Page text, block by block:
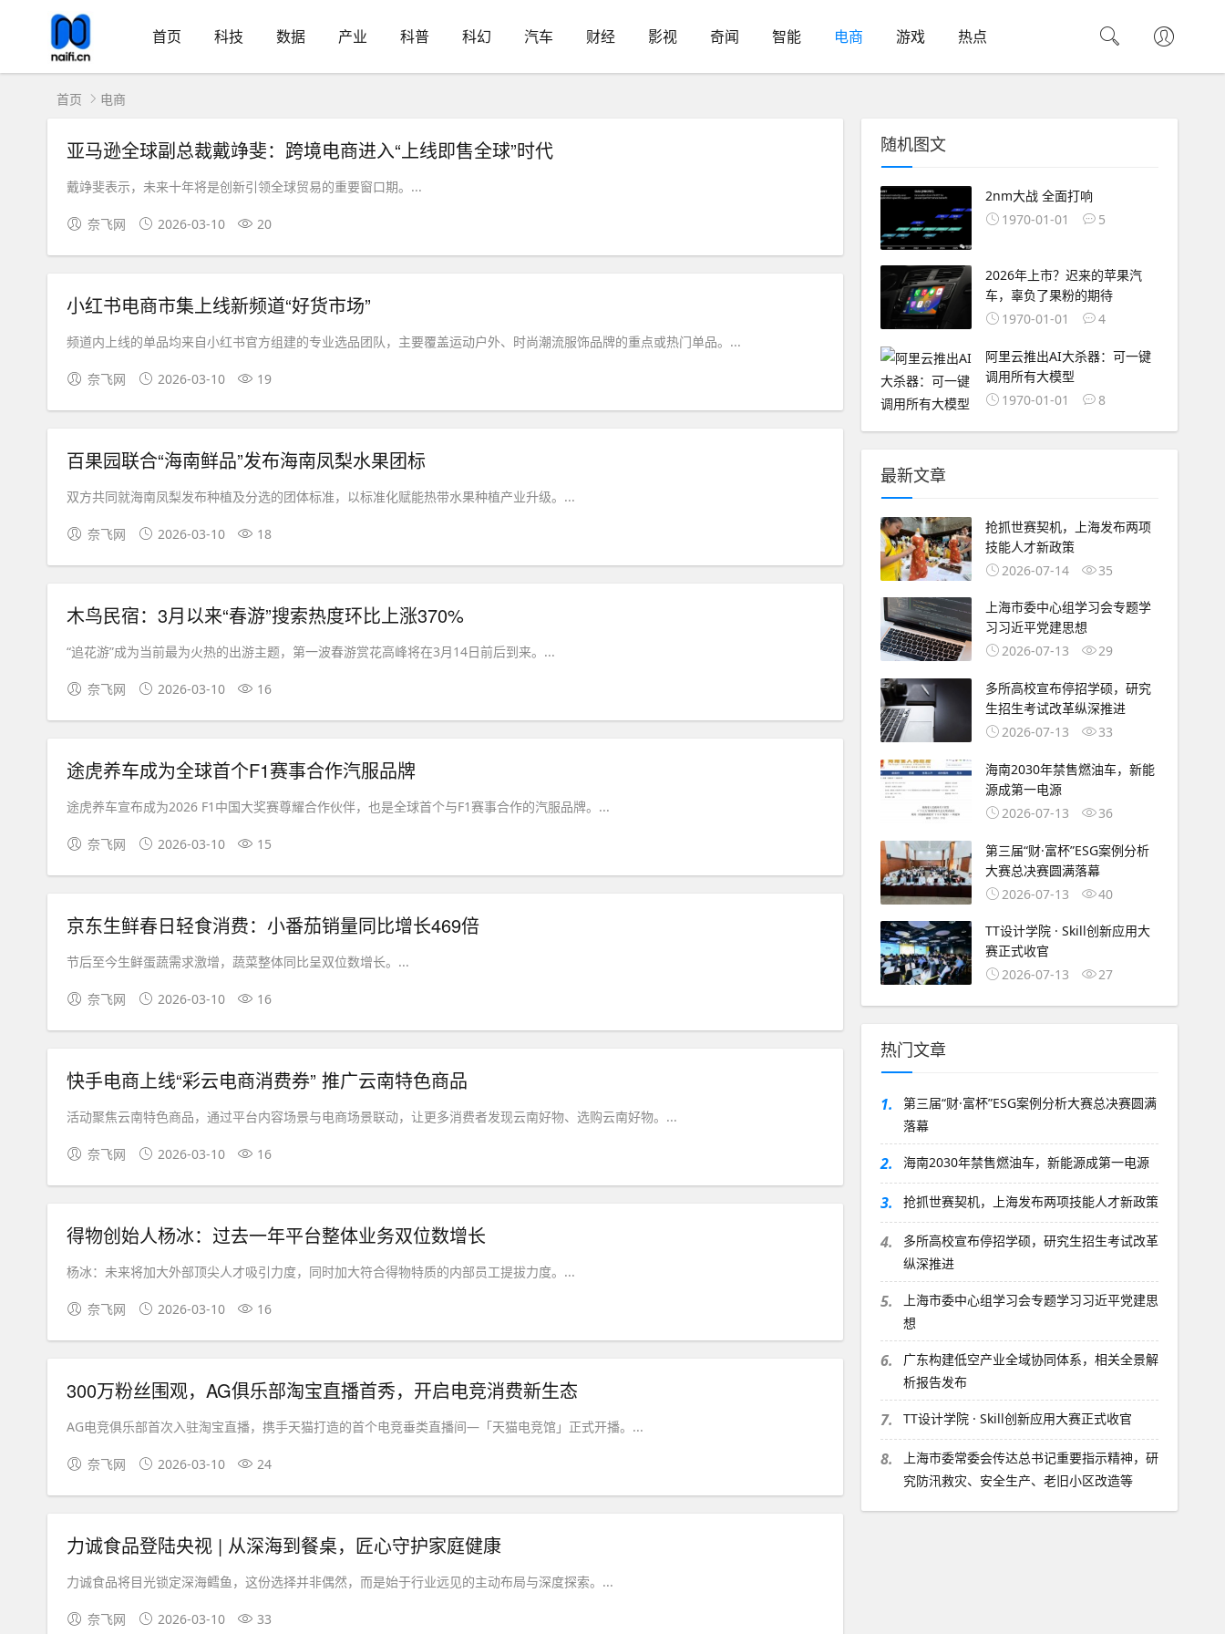
首页 科技 数据 产业 科普 科幻 汽车 财经 影视 奇闻 智能 电商 游戏 热点
首页 电商
亚马逊全球副总裁戴竫斐：跨境电商进入“上线即售全球”时代
戴竫斐表示，未来十年将是创新引领全球贸易的重要窗口期。...
奈飞网 2026-03-10 20
小红书电商市集上线新频道“好货市场”
频道内上线的单品均来自小红书官方组建的专业选品团队，主要覆盖运动户外、时尚潮流服饰品牌的重点或热门单品。...
奈飞网 2026-03-10 19
百果园联合“海南鲜品”发布海南凤梨水果团标
双方共同就海南凤梨发布种植及分选的团体标准，以标准化赋能热带水果种植产业升级。...
奈飞网 2026-03-10 18
木鸟民宿：3月以来“春游”搜索热度环比上涨370%
“追花游”成为当前最为火热的出游主题，第一波春游赏花高峰将在3月14日前后到来。...
奈飞网 2026-03-10 16
途虎养车成为全球首个F1赛事合作汽服品牌
途虎养车宣布成为2026 F1中国大奖赛尊耀合作伙伴，也是全球首个与F1赛事合作的汽服品牌。...
奈飞网 2026-03-10 15
京东生鲜春日轻食消费：小番茄销量同比增长469倍
节后至今生鲜蛋蔬需求激增，蔬菜整体同比呈双位数增长。...
奈飞网 2026-03-10 16
快手电商上线“彩云电商消费券” 推广云南特色商品
活动聚焦云南特色商品，通过平台内容场景与电商场景联动，让更多消费者发现云南好物、选购云南好物。...
奈飞网 2026-03-10 16
得物创始人杨冰：过去一年平台整体业务双位数增长
杨冰：未来将加大外部顶尖人才吸引力度，同时加大符合得物特质的内部员工提拔力度。...
奈飞网 2026-03-10 16
300万粉丝围观，AG俱乐部淘宝直播首秀，开启电竞消费新生态
AG电竞俱乐部首次入驻淘宝直播，携手天猫打造的首个电竞垂类直播间—「天猫电竞馆」正式开播。...
奈飞网 2026-03-10 24
力诚食品登陆央视 | 从深海到餐桌，匠心守护家庭健康
力诚食品将目光锁定深海鳕鱼，这份选择并非偶然，而是始于行业远见的主动布局与深度探索。...
奈飞网 2026-03-10 33
随机图文
2nm大战 全面打响
1970-01-01
5
2026年上市？迟来的苹果汽
车，辜负了果粉的期待
1970-01-01
4
阿里云推出AI大杀器：可一键
调用所有大模型
1970-01-01
8
最新文章
抢抓世赛契机，上海发布两项
技能人才新政策
2026-07-14
35
上海市委中心组学习会专题学
习习近平党建思想
2026-07-13
29
多所高校宣布停招学硕，研究
生招生考试改革纵深推进
2026-07-13
33
海南2030年禁售燃油车，新能
源成第一电源
2026-07-13
36
第三届“财·富杯”ESG案例分析
大赛总决赛圆满落幕
2026-07-13
40
TT设计学院 · Skill创新应用大
赛正式收官
2026-07-13
27
热门文章
1.
第三届“财·富杯”ESG案例分析大赛总决赛圆满
落幕
2. 海南2030年禁售燃油车，新能源成第一电源
3. 抢抓世赛契机，上海发布两项技能人才新政策
4.
多所高校宣布停招学硕，研究生招生考试改革
纵深推进
5.
上海市委中心组学习会专题学习习近平党建思
想
6.
广东构建低空产业全域协同体系，相关全景解
析报告发布
7. TT设计学院 · Skill创新应用大赛正式收官
8.
上海市委常委会传达总书记重要指示精神，研
究防汛救灾、安全生产、老旧小区改造等